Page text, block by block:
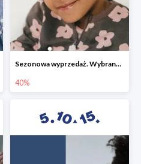
Sezonowa wyprzedaż. Wybrane modele do -40%
40%